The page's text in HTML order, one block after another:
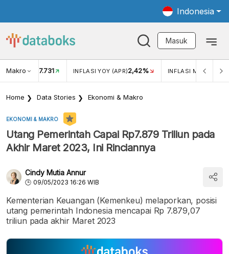
Indonesia
Masuk
Makro
USD/IDR 17.731 INFLASI YOY (APR)2,42% INFLASI MOM (APR)
Home Data Stories Ekonomi & Makro
EKONOMI & MAKRO
Utang Pemerintah Capai Rp7.879 Triliun pada
Akhir Maret 2023, Ini Rinciannya
Cindy Mutia Annur
09/05/2023 16:26 WIB
Kementerian Keuangan (Kemenkeu) melaporkan, posisi
utang pemerintah Indonesia mencapai Rp 7.879,07
triliun pada akhir Maret 2023